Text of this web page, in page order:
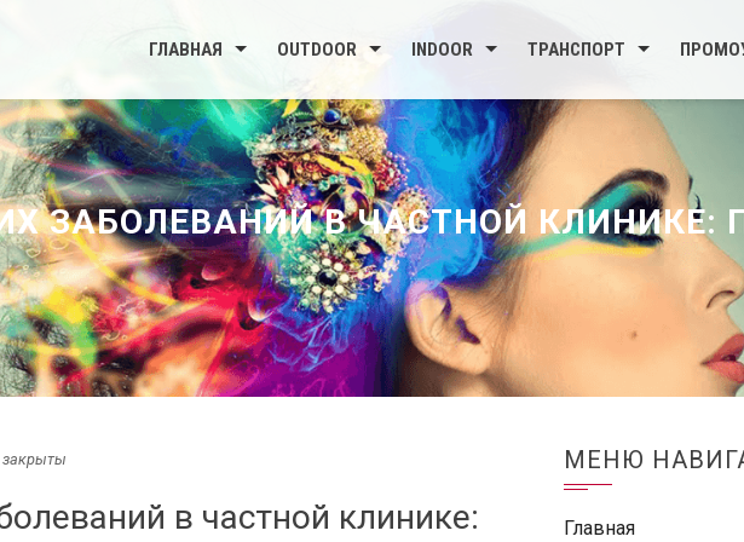
ГЛАВНАЯ OUTDOOR INDOOR ТРАНСПОРТ
ЗАБОЛЕВАНИЙ В ЧАСТНОЙ КЛИНИКЕ:
в частной клинике:
МЕНЮ
Главная